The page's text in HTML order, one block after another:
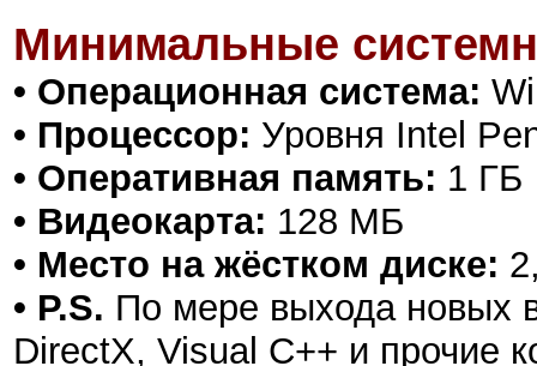
Минимальные
• Операционная система:
• Процессор: Уровня Intel
• Оперативная память: 1 ГБ
• Видеокарта: 128 МБ
• Место на жёстком диске:
• P.S. По мере выхода новых
DirectX, Visual C++ и прочие